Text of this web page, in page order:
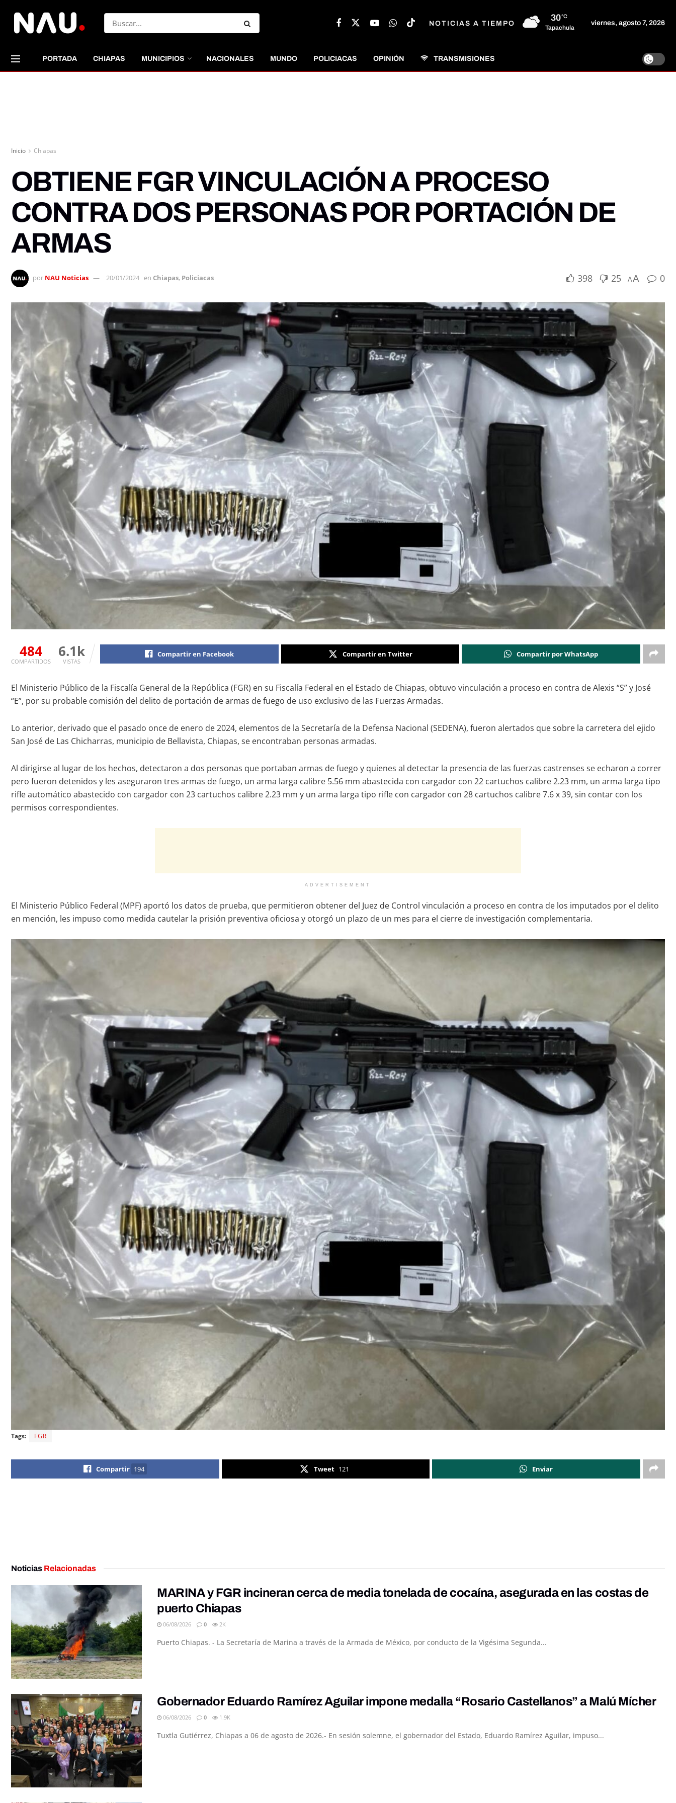
NOTICIAS A TIEMPO
30°C
Tapachula
viernes, agosto 7, 2026
PORTADA CHIAPAS MUNICIPIOS NACIONALES MUNDO POLICIACAS OPINIÓN TRANSMISIONES
Inicio Chiapas
OBTIENE FGR VINCULACIÓN A PROCESO
CONTRA DOS PERSONAS POR PORTACIÓN DE
ARMAS
por NAU Noticias 20/01/2024 en Chiapas, Policiacas 398 25 AA 0
484
COMPARTIDOS
6.1k
VISTAS
Compartir en Facebook Compartir en Twitter Compartir por WhatsApp
El Ministerio Público de la Fiscalía General de la República (FGR) en su Fiscalía Federal en el Estado de Chiapas, obtuvo vinculación a proceso en contra de Alexis “S” y José
“E”, por su probable comisión del delito de portación de armas de fuego de uso exclusivo de las Fuerzas Armadas.
Lo anterior, derivado que el pasado once de enero de 2024, elementos de la Secretaría de la Defensa Nacional (SEDENA), fueron alertados que sobre la carretera del ejido
San José de Las Chicharras, municipio de Bellavista, Chiapas, se encontraban personas armadas.
Al dirigirse al lugar de los hechos, detectaron a dos personas que portaban armas de fuego y quienes al detectar la presencia de las fuerzas castrenses se echaron a correr
pero fueron detenidos y les aseguraron tres armas de fuego, un arma larga calibre 5.56 mm abastecida con cargador con 22 cartuchos calibre 2.23 mm, un arma larga tipo
rifle automático abastecido con cargador con 23 cartuchos calibre 2.23 mm y un arma larga tipo rifle con cargador con 28 cartuchos calibre 7.6 x 39, sin contar con los
permisos correspondientes.
ADVERTISEMENT
El Ministerio Público Federal (MPF) aportó los datos de prueba, que permitieron obtener del Juez de Control vinculación a proceso en contra de los imputados por el delito
en mención, les impuso como medida cautelar la prisión preventiva oficiosa y otorgó un plazo de un mes para el cierre de investigación complementaria.
Tags: FGR
Compartir 194 Tweet 121 Enviar
Noticias Relacionadas
MARINA y FGR incineran cerca de media tonelada de cocaína, asegurada en las costas de
puerto Chiapas
06/08/2026 0 2K
Puerto Chiapas. - La Secretaría de Marina a través de la Armada de México, por conducto de la Vigésima Segunda...
Gobernador Eduardo Ramírez Aguilar impone medalla “Rosario Castellanos” a Malú Mícher
06/08/2026 0 1.9K
Tuxtla Gutiérrez, Chiapas a 06 de agosto de 2026.- En sesión solemne, el gobernador del Estado, Eduardo Ramírez Aguilar, impuso...